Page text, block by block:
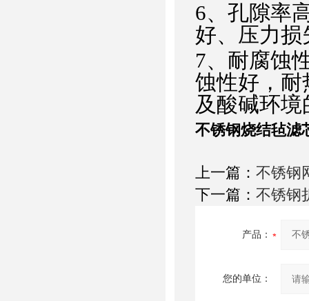
6、孔隙率
好、压力损
7、耐腐蚀
蚀性好，
及酸碱环境
不锈钢烧结毡滤
上一篇： 不锈钢
下一篇： 不锈钢
产品：
您的单位：